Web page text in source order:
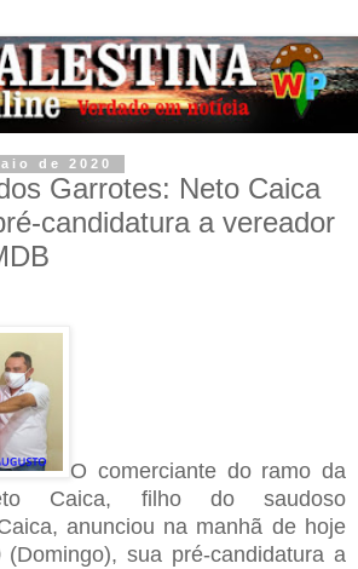
de 2020
Garrotes: Neto Caica
candidatura a vereador
O comerciante do ramo da
Caica, filho do saudoso
anunciou na manhã de hoje
sua pré-candidatura a